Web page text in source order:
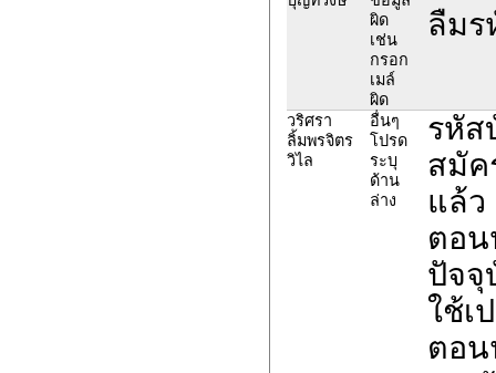
ผิด
เช่น
กรอก
เมล์
ผิด
ลืมร
วริศรา
ลิ้มพรจิตร
วิไล
อื่นๆ
โปรด
ระบุ
ด้าน
ล่าง
รหัส
สมัค
แล้ว
ตอน
ปัจจุ
ใช้เ
ตอน